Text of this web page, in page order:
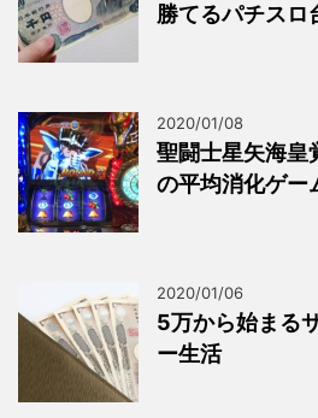
勝てるパチスロ
2020/01/08
聖闘士星矢海皇
の平均消化ゲー
2020/01/06
5万から始まる
ー生活